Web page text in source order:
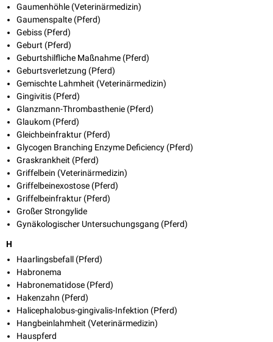
Gaumenhöhle (Veterinärmedizin)
Gaumenspalte (Pferd)
Gebiss (Pferd)
Geburt (Pferd)
Geburtshilfliche Maßnahme (Pferd)
Geburtsverletzung (Pferd)
Gemischte Lahmheit (Veterinärmedizin)
Gingivitis (Pferd)
Glanzmann-Thrombasthenie (Pferd)
Glaukom (Pferd)
Gleichbeinfraktur (Pferd)
Glycogen Branching Enzyme Deficiency (Pferd)
Graskrankheit (Pferd)
Griffelbein (Veterinärmedizin)
Griffelbeinexostose (Pferd)
Griffelbeinfraktur (Pferd)
Großer Strongylide
Gynäkologischer Untersuchungsgang (Pferd)
H
Haarlingsbefall (Pferd)
Habronema
Habronematidose (Pferd)
Hakenzahn (Pferd)
Halicephalobus-gingivalis-Infektion (Pferd)
Hangbeinlahmheit (Veterinärmedizin)
Hauspferd